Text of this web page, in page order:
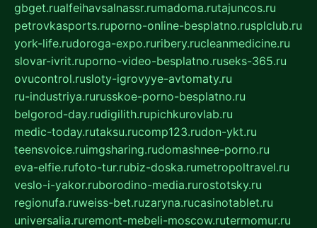
gbget.rualfeihavsalnassr.rumadoma.rutajuncos.ru
petrovkasports.ruporno-online-besplatno.rusplclub.ru
york-life.rudoroga-expo.ruribery.rucleanmedicine.ru
slovar-ivrit.ruporno-video-besplatno.ruseks-365.ru
ovucontrol.rusloty-igrovyye-avtomaty.ru
ru-industriya.rurusskoe-porno-besplatno.ru
belgorod-day.rudigilith.rupichkurovlab.ru
medic-today.rutaksu.rucomp123.rudon-ykt.ru
teensvoice.ruimgsharing.rudomashnee-porno.ru
eva-elfie.rufoto-tur.rubiz-doska.rumetropoltravel.ru
veslo-i-yakor.ruborodino-media.rurostotsky.ru
regionufa.ruweiss-bet.ruzaryna.rucasinotablet.ru
universalia.ruremont-mebeli-moscow.rutermomur.ru